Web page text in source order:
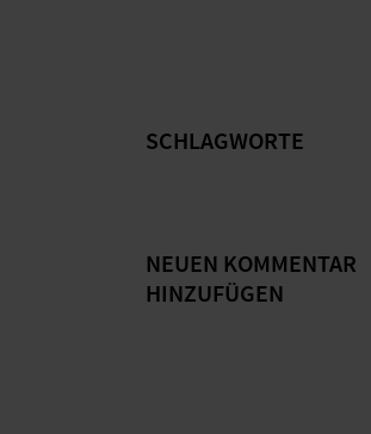
SCHLAGWORTE
NEUEN KOMMENTAR
HINZUFÜGEN